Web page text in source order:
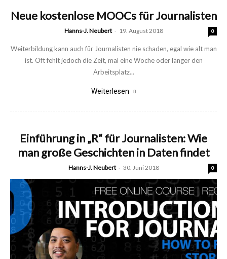
Neue kostenlose MOOCs für Journalisten
Hanns-J. Neubert - 19. August 2018 0
Weiterbildung kann auch für Journalisten nie schaden, egal wie alt man
ist. Oft fehlt jedoch die Zeit, mal eine Woche oder länger den
Arbeitsplatz...
Weiterlesen
Einführung in „R“ für Journalisten: Wie
man große Geschichten in Daten findet
Hanns-J. Neubert - 30. Juni 2018 0